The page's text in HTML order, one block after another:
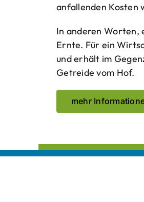
anfallenden Kosten
In anderen Worten,
Ernte. Für ein
und erhält im
Getreide vom Hof.
mehr